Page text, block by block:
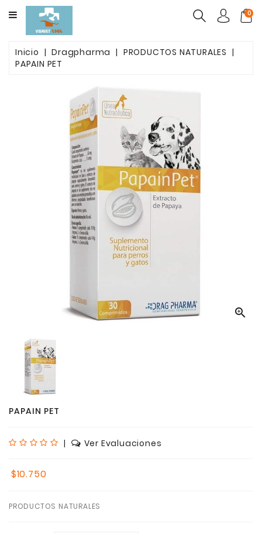
CATEGORY
MASCOTAS
AGLUTINANTES
0
Inicio Dragpharma
PRODUCTOS NATURALES
PAPAIN PET

PAPAIN PET
| Ver Evaluaciones
$10.750
PRODUCTOS NATURALES